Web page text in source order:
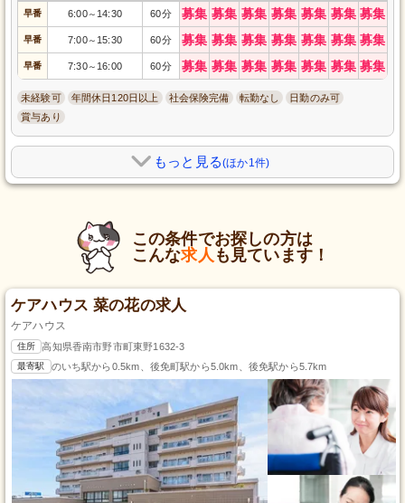
早番 6:00～ 14:30 60分 募集 募集 募集 募集 募集 募集 募集
早番 7:00～ 15:30 60分 募集 募集 募集 募集 募集 募集 募集
早番 7:30～ 16:00 60分 募集 募集 募集 募集 募集 募集 募集
未経験可 年間休日120日以上 社会保険完備 転勤なし
日勤のみ可
賞与あり
もっと見る(ほか1件)
この条件でお探しの方は
こんな求人 も見ています！
ケアハウス 菜の花の求人
ケアハウス
住所 高知県香南市野市町東野1632-3
最寄駅 のいち駅から0.5km、後免町駅から5.0km、後免駅から5.7km